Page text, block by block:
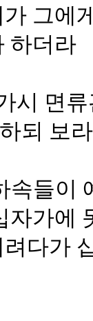
그에
하더라
시 면
되 보
속들이
자가에
다가